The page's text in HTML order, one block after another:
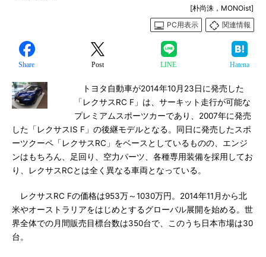
[朴尚洙，MONOist]
PC用表示
関連情報
Share Post LINE Hatena
トヨタ自動車が2014年10月23日に発売した
「レクサスRC F」は、サーキット走行が可能な
プレミアムスポーツカーであり、2007年に発売
した「レクサスIS F」の後継モデルとなる。同日に発売したスポ
ーツクーペ「レクサスRC」をベースとしているものの、エンジ
ンはもちろん、足回り、空力パーツ、各種専用装備を採用してお
り、レクサスRCとは全く異なる車両となっている。
レクサスRC Fの価格は953万～1030万円。2014年11月から北
米やオーストラリアをはじめとするグローバル展開を始める。世
界全体での月間販売目標台数は350台で、このうち日本市場は30
台。